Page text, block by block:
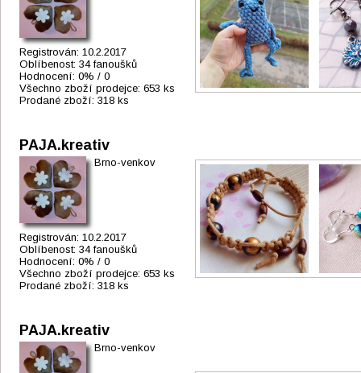
Registrován: 10.2.2017
Oblíbenost: 34 fanoušků
Hodnocení: 0% / 0
Všechno zboží prodejce: 653 ks
Prodané zboží: 318 ks
PAJA.kreativ
Brno-venkov
Registrován: 10.2.2017
Oblíbenost: 34 fanoušků
Hodnocení: 0% / 0
Všechno zboží prodejce: 653 ks
Prodané zboží: 318 ks
PAJA.kreativ
Brno-venkov